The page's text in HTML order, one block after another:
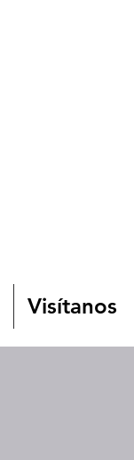
Visítanos